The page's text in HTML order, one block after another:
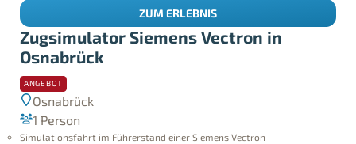
Zugsimulator Siemens Vectron in
Osnabrück
ANGEBOT
Osnabrück
1 Person
Simulationsfahrt im Führerstand einer Siemens Vectron
ZUM ERLEBNIS